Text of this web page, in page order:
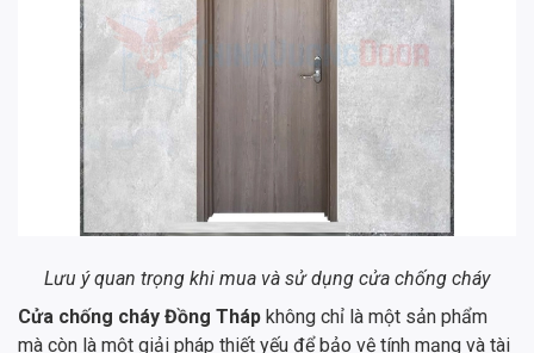
Lưu ý quan trọng khi mua và sử dụng cửa chống cháy
Cửa chống cháy Đồng Tháp không chỉ là một sản phẩm
mà còn là một giải pháp thiết yếu để bảo vệ tính mạng và tài